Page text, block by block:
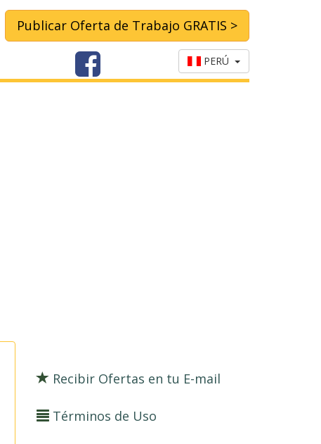
Publicar Oferta de Trabajo GRATIS >
PERÚ
Recibir Ofertas en tu E-mail
Términos de Uso